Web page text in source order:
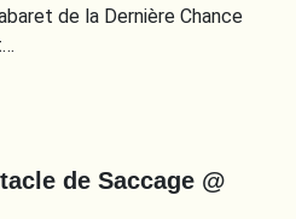
de la Dernière Chance
de Saccage @